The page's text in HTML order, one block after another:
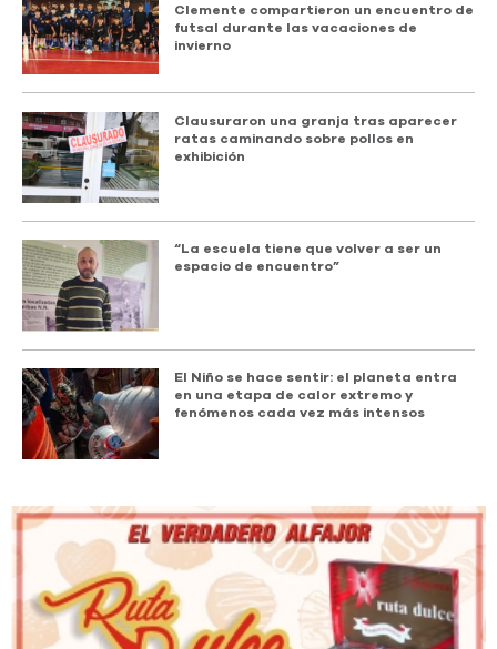
Clemente compartieron un encuentro de
futsal durante las vacaciones de
invierno
Clausuraron una granja tras aparecer
ratas caminando sobre pollos en
exhibición
“La escuela tiene que volver a ser un
espacio de encuentro”
El Niño se hace sentir: el planeta entra
en una etapa de calor extremo y
fenómenos cada vez más intensos